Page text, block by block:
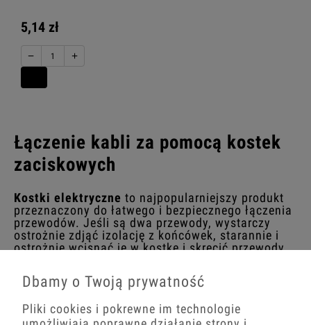
5,14 zł
− +
Łączenie kabli za pomocą kostek
zaciskowych
Kostki elektryczne to najpopularniejszy produkt
przeznaczony do łatwego i bezpiecznego łączenia
przewodów. Jeśli są dwa przewody, wystarczy
ostrożnie zdjąć izolację z końcówek, starannie i
ostrożnie wcisnąć je w kostkę i skręcić przewody
Jak wybrać odpowiednią złączkę?
Dbamy o Twoją prywatność
Pliki cookies i pokrewne im technologie